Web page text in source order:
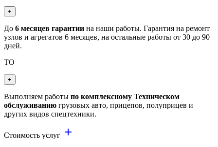
+
До 6 месяцев гарантии на наши работы. Гарантия на ремонт
узлов и агрегатов 6 месяцев, на остальные работы от 30 до 90
дней.
ТО
+
Выполняем работы по комплексному Техническом
обслуживанию грузовых авто, прицепов, полуприцев и
других видов спецтехники.
Стоимость услуг add